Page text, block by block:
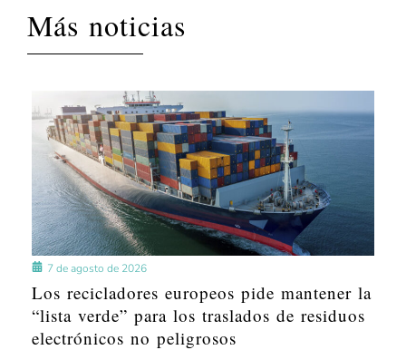
Más noticias
7 de agosto de 2026
Los recicladores europeos pide mantener la
“lista verde” para los traslados de residuos
electrónicos no peligrosos